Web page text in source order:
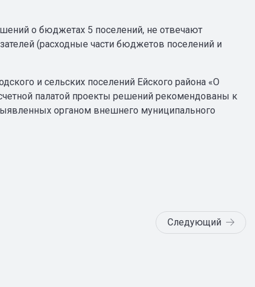
о бюджетах 5 поселений, не отвечают
(расходные части бюджетов поселений и
и сельских поселений Ейского района «О
палатой проекты решений рекомендованы к
органом внешнего муниципального
Следующий